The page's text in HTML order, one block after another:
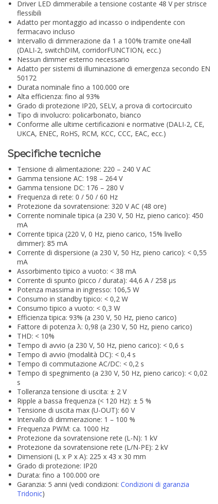
Driver LED dimmerabile a tensione costante 48 V per strisce
flessibili
Adatto per montaggio ad incasso o indipendente con
fermacavo incluso
Intervallo di dimmerazione da 1 a 100% tramite one4all
(DALI-2, switchDIM, corridorFUNCTION, ecc.)
Nessun dimmer esterno necessario
Adatto per sistemi di illuminazione di emergenza secondo EN
50172
Durata nominale fino a 100.000 ore
Alta efficienza: fino al 93%
Grado di protezione IP20, SELV, a prova di cortocircuito
Tipo di involucro: policarbonato, bianco
Conforme alle ultime certificazioni e normative (DALI-2, CE,
UKCA, ENEC, RoHS, RCM, KCC, CCC, EAC, ecc.)
Specifiche tecniche
Tensione di alimentazione: 220 – 240 V AC
Gamma tensione AC: 198 – 264 V
Gamma tensione DC: 176 – 280 V
Frequenza di rete: 0 / 50 / 60 Hz
Protezione da sovratensione: 320 V AC (48 ore)
Corrente nominale tipica (a 230 V, 50 Hz, pieno carico): 450
mA
Corrente tipica (220 V, 0 Hz, pieno carico, 15% livello
dimmer): 85 mA
Corrente di dispersione (a 230 V, 50 Hz, pieno carico): < 0,55
mA
Assorbimento tipico a vuoto: < 38 mA
Corrente di spunto (picco / durata): 44,6 A / 258 µs
Potenza massima in ingresso: 106,5 W
Consumo in standby tipico: < 0,2 W
Consumo tipico a vuoto: < 0,3 W
Efficienza tipica: 93% (a 230 V, 50 Hz, pieno carico)
Fattore di potenza λ: 0,98 (a 230 V, 50 Hz, pieno carico)
THD: < 10%
Tempo di avvio (a 230 V, 50 Hz, pieno carico): < 0,6 s
Tempo di avvio (modalità DC): < 0,4 s
Tempo di commutazione AC/DC: < 0,2 s
Tempo di spegnimento (a 230 V, 50 Hz, pieno carico): < 0,02
s
Tolleranza tensione di uscita: ± 2 V
Ripple a bassa frequenza (< 120 Hz): ± 5 %
Tensione di uscita max (U-OUT): 60 V
Intervallo di dimmerazione: 1 – 100 %
Frequenza PWM: ca. 1000 Hz
Protezione da sovratensione rete (L-N): 1 kV
Protezione da sovratensione rete (L/N-PE): 2 kV
Dimensioni (L x P x A): 225 x 43 x 30 mm
Grado di protezione: IP20
Durata: fino a 100.000 ore
Garanzia: 5 anni (vedi condizioni: Condizioni di garanzia
Tridonic)